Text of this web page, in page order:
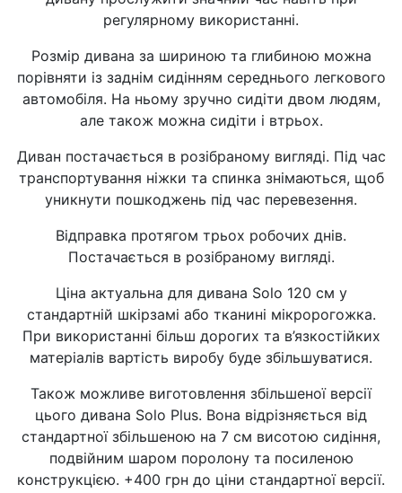
регулярному використанні.
Розмір дивана за шириною та глибиною можна
порівняти із заднім сидінням середнього легкового
автомобіля. На ньому зручно сидіти двом людям,
але також можна сидіти і втрьох.
Диван постачається в розібраному вигляді. Під час
транспортування ніжки та спинка знімаються, щоб
уникнути пошкоджень під час перевезення.
Відправка протягом трьох робочих днів.
Постачається в розібраному вигляді.
Ціна актуальна для дивана Solo 120 см у
стандартній шкірзамі або тканині мікророгожка.
При використанні більш дорогих та в’язкостійких
матеріалів вартість виробу буде збільшуватися.
Також можливе виготовлення збільшеної версії
цього дивана Solo Plus. Вона відрізняється від
стандартної збільшеною на 7 см висотою сидіння,
подвійним шаром поролону та посиленою
конструкцією. +400 грн до ціни стандартної версії.